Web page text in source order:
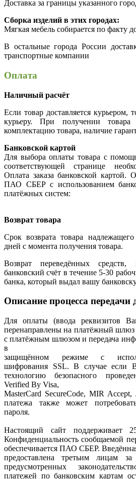
Доставка за границы указанного
Сборка изделий в этих городах:
Мягкая мебель собирается по факту
В остальные города России
транспортные компании
Оплата
Наличный расчёт
Если товар доставляется курьером,
курьеру. При получении товара
комплектацию товара, наличие
Банковской картой
Для выбора оплаты товара с
соответствующей странице
Оплата заказа банковской картой.
ПАО СБЕР с использованием
платёжных систем:
Возврат товара
Срок возврата товара надлежащего
дней с момента получения товара.
Возврат переведённых
банковский счёт в течение 5-30
банка, который выдал вашу
Описание процесса передачи
Для оплаты (ввода реквизитов
перенаправлены на платёжный
с платёжным шлюзом и передача
в
защищённом режиме с
шифрования SSL. В случае если
технологию безопасного
Verified By Visa,
MasterCard SecureCode, MIR Accept,
платежа также может
пароля.
Настоящий сайт поддерживает
Конфиденциальность сообщаемой
обеспечивается ПАО СБЕР.
предоставлена третьим лицам
предусмотренных
платежей по банковским картам